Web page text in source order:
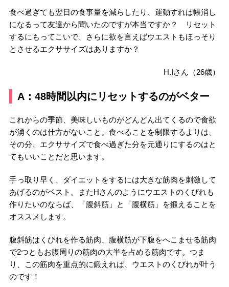
食べ過ぎても翌日の食事量を減らしたり、運動すれば帳消し
になるって友達から聞いたのですが本当ですか？ リセット
するにもってこいで、さらに欲を言えばウエストもほっそり
とさせるエクササイズはありますか？
H.Iさん（26歳）
A：48時間以内にリセットするのがベター
これからの季節、美味しいものがどんどん出てくるので食欲
が湧くのは仕方がないこと。食べることを制限するよりは、
その分、エクササイズで食べ過ぎた分を元通りにするのはと
てもいいことだと思います。
手っ取り早く、ダイエットをするには大きな筋肉を刺激して
あげるのがベスト。またHさんのようにウエストのくびれも
作りたいのならば、「腹斜筋」と「腹横筋」を鍛えることを
オススメします。
腹斜筋はくびれを作る筋肉、腹横筋が下腹をへこませる筋肉
で2つともお腹周りの筋肉の大半を占める筋肉です。つま
り、この筋肉を重点的に鍛えれば、ウエストのくびれが叶う
のです！